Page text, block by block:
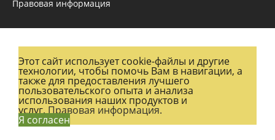
Правовая информация
Этот сайт использует cookie-файлы и другие
технологии, чтобы помочь Вам в навигации, а
также для предоставления лучшего
пользовательского опыта и анализа
использования наших продуктов и
услуг.Правовая информация.
Я согласен